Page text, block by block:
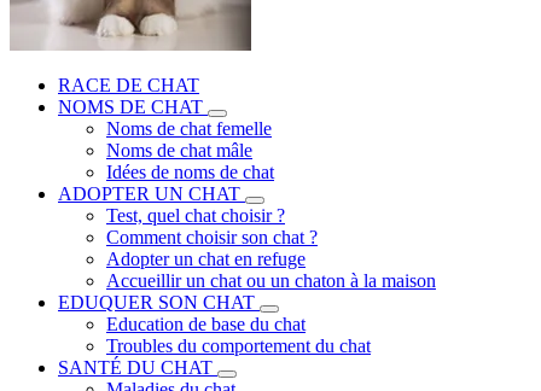
RACE DE CHAT
NOMS DE CHAT
Noms de chat femelle
Noms de chat mâle
Idées de noms de chat
ADOPTER UN CHAT
Test, quel chat choisir ?
Comment choisir son chat ?
Adopter un chat en refuge
Accueillir un chat ou un chaton à la maison
EDUQUER SON CHAT
Education de base du chat
Troubles du comportement du chat
SANTÉ DU CHAT